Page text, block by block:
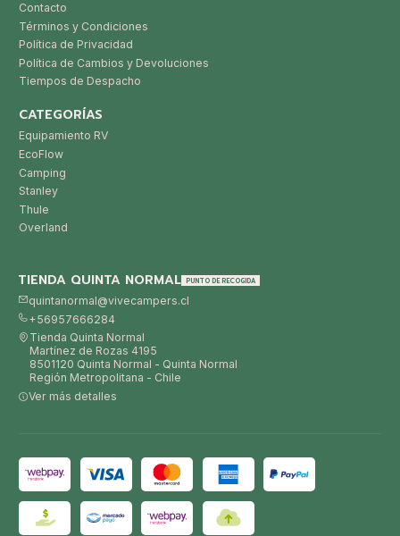
Contacto
Términos y Condiciones
Política de Privacidad
Política de Cambios y Devoluciones
Tiempos de Despacho
CATEGORÍAS
Equipamiento RV
EcoFlow
Camping
Stanley
Thule
Overland
TIENDA QUINTA NORMAL PUNTO DE RECOGIDA
quintanormal@vivecampers.cl
+56957666284
Tienda Quinta Normal
Martínez de Rozas 4195
8501120 Quinta Normal - Quinta Normal
Región Metropolitana - Chile
Ver más detalles